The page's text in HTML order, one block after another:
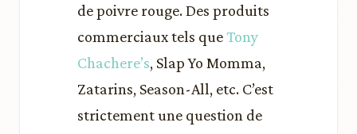
de poivre rouge. Des produits
commerciaux tels que Tony
Chachere’s, Slap Yo Momma,
Zatarins, Season-All, etc. C’est
strictement une question de